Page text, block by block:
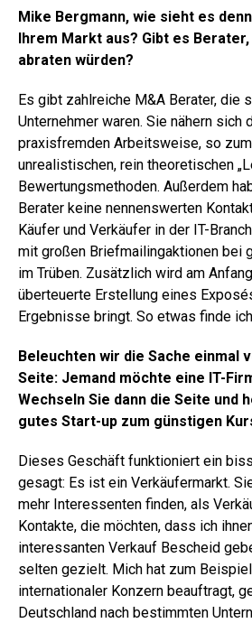
Mike Bergmann, wie sieht es
Ihrem Markt aus? Gibt es
abraten würden?
Es gibt zahlreiche M&A Berater, die
Unternehmer waren. Sie nähern sich
praxisfremden Arbeitsweise, so
unrealistischen, rein theoretischen
Bewertungsmethoden. Außerdem
Berater keine nennenswerten
Käufer und Verkäufer in der IT-
mit großen Briefmailingaktionen bei
im Trüben. Zusätzlich wird am
überteuerte Erstellung eines
Ergebnisse bringt. So etwas finde
Beleuchten wir die Sache einmal
Seite: Jemand möchte eine IT-
Wechseln Sie dann die Seite und
gutes Start-up zum günstigen
Dieses Geschäft funktioniert ein
gesagt: Es ist ein Verkäufermarkt.
mehr Interessenten finden, als
Kontakte, die möchten, dass ich
interessanten Verkauf Bescheid
selten gezielt. Mich hat zum
internationaler Konzern beauftragt,
Deutschland nach bestimmten